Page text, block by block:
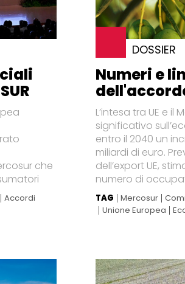
che
Accordi
DOSSIER
Numeri e
L’intesa tra UE e
significativo
entro il 2040 un
miliardi di euro.
dell’export UE,
numero di
TAG Mercosur
Unione Europea